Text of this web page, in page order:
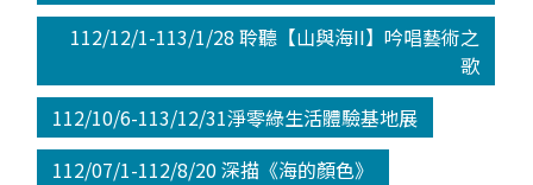
112/12/1-113/1/28 聆聽【山與海II】吟唱藝術之
歌
112/10/6-113/12/31淨零綠生活體驗基地展
112/07/1-112/8/20 深描《海的顏色》